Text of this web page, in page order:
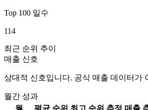
Top 100 일수
114
최근 순위 추이
매출 신호
상대적 신호입니다. 공식 매출 데이터가
월간 성과
월
평균 순위 최고 순위 추정 매출